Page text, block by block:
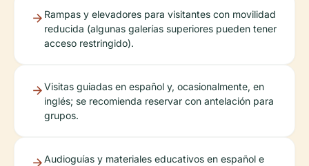
Rampas y elevadores para visitantes con movilidad
reducida (algunas galerías superiores pueden tener
acceso restringido).
Visitas guiadas en español y, ocasionalmente, en
inglés; se recomienda reservar con antelación para
grupos.
Audioguías y materiales educativos en español e